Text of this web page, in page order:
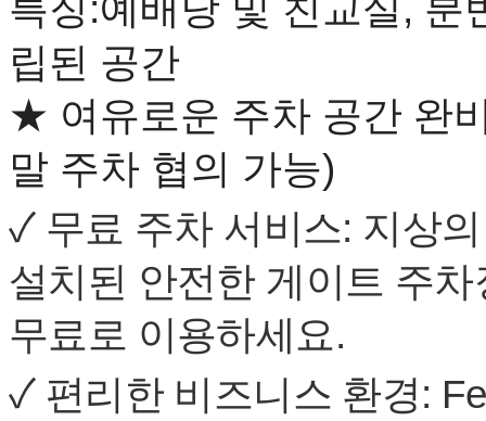
만
어
플
시
알
리
스
기
가
평
발
부
비
특징:예배당 및 친교실, 분
립된 공간
★ 여유로운 주차 공간 완
말 주차 협의 가능)
✓ 무료 주차 서비스: 지상의
설치된 안전한 게이트 주차
무료로 이용하세요 .
✓ 편리한 비즈니스 환경: